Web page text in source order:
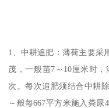
1、中耕追肥：薄荷主要采
茂，一般苗7～10厘米时
次。每次追肥须结合中耕
～般每667平方米施入粪尿